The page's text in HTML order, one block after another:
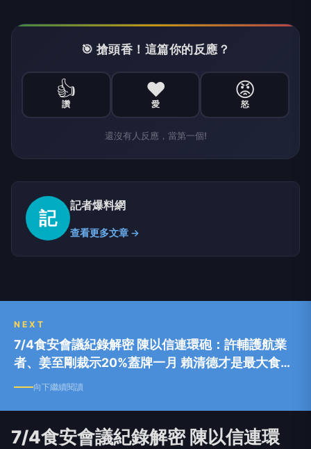
🎯 搶頭香！這篇你的反應？
👍
讚
❤️
愛
😡
怒
還沒有人反應，當第一個!
記
記者爆料網
查看更多文章 →
NEXT
7/4食安會議紀錄解密 陳以信連環砲：許輔護航業
者、姜至剛裁示20%蓋牌一月 賴清德才是最大食安
破口向下繼續閱讀
7/4食安會議紀錄解密 陳以信連環